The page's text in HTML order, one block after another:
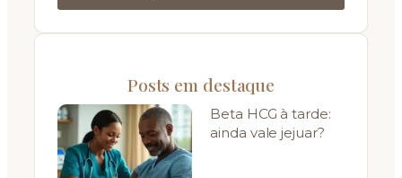
Posts em destaque
Beta HCG à tarde:
ainda vale jejuar?